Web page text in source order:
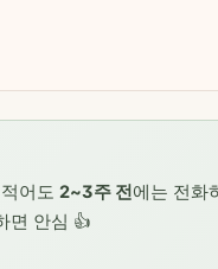
어도 2~3주 전에는 전화
면 안심 👍